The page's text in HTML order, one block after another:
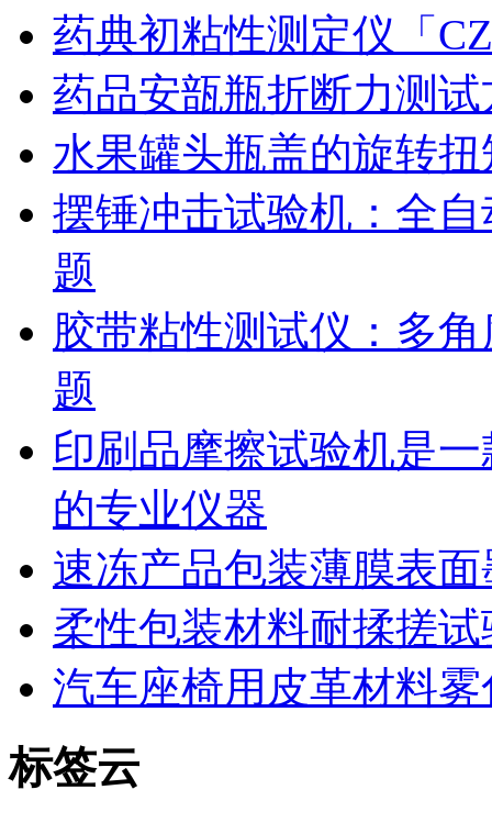
药典初粘性测定仪「
药品安瓿瓶折断力测
水果罐头瓶盖的旋转
摆锤冲击试验机：全
题
胶带粘性测试仪：多
题
印刷品摩擦试验机是
的专业仪器
速冻产品包装薄膜表
柔性包装材料耐揉搓
汽车座椅用皮革材料
标签云